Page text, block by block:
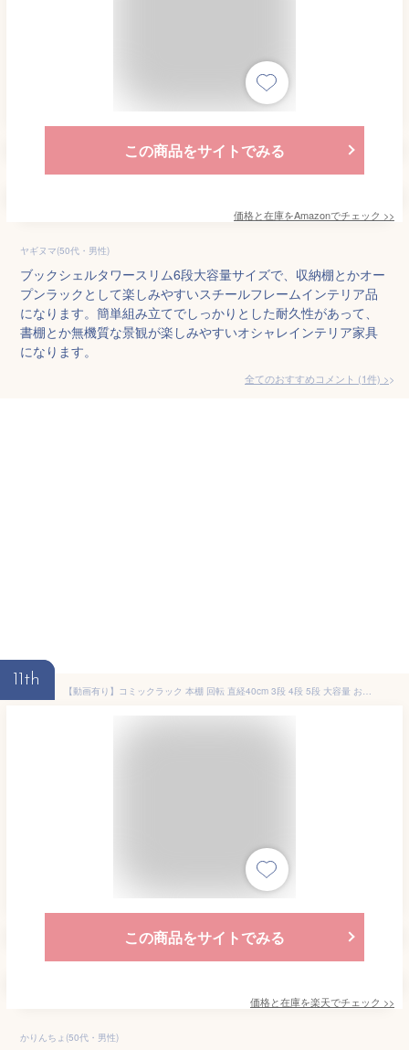
この商品をサイトでみる
価格と在庫をAmazonでチェック >>
ヤギヌマ(50代・男性)
ブックシェルタワースリム6段大容量サイズで、収納棚とかオー
プンラックとして楽しみやすいスチールフレームインテリア品
になります。簡単組み立てでしっかりとした耐久性があって、
書棚とか無機質な景観が楽しみやすいオシャレインテリア家具
になります。
全てのおすすめコメント (1件) >
11th
【動画有り】コミックラック 本棚 回転 直経40cm 3段 4段 5段 大容量 おしゃれ 落下防止 高さ128cm/160cm ぐるぐる本棚 子供 収納ラック 収納棚 書棚 コミックラック ブックシェルフ 回転式 回転式コミックラック すき間 丸型 ブックタワー 突っ張り ラック dvdラック 本箱
この商品をサイトでみる
価格と在庫を楽天でチェック >>
かりんちょ(50代・男性)